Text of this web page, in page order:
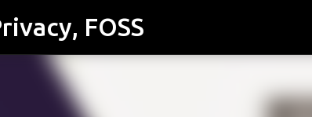
Μετάβαση στο κύριο περιεχόμενο
FOSS